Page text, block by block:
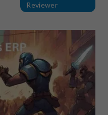
Reviewer